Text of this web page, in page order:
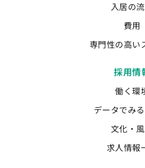
入居の
費用
専門性の高い
採用情
働く環
データでみ
文化・
求人情報